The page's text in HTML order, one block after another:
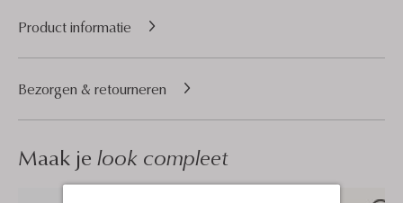
Product informatie
Bezorgen & retourneren
Maak je look compleet